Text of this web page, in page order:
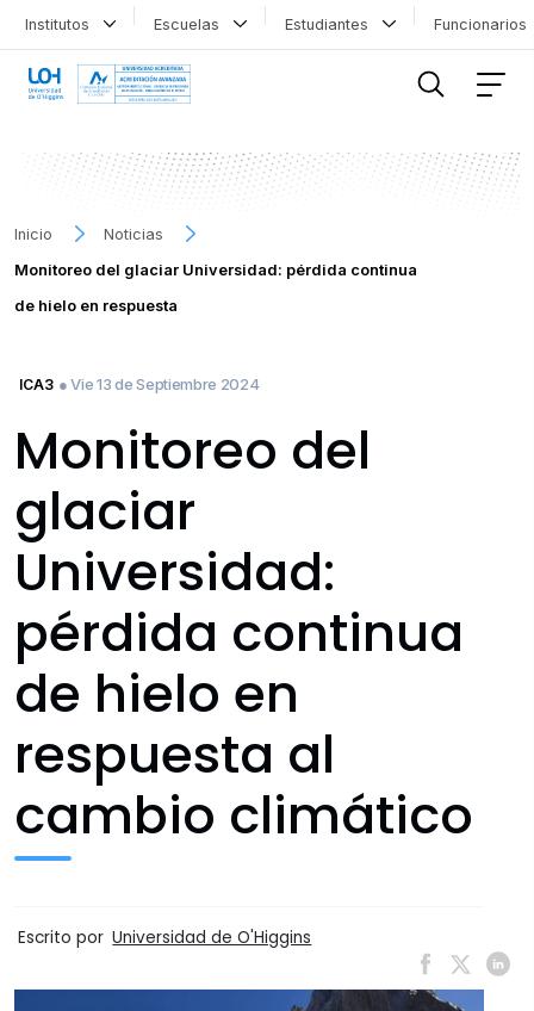
Institutos Escuelas Estudiantes
Inicio
Noticias
Monitoreo del glaciar Universidad: pérdida continua
de hielo en respuesta
ICA3 ● Vie 13 de Septiembre 2024
Monitoreo del
glaciar
Universidad:
pérdida continua
de hielo en
respuesta al
cambio climático
Escrito por Universidad de O'Higgins